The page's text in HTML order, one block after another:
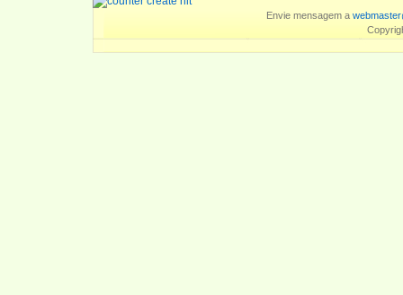
Envie mensagem a